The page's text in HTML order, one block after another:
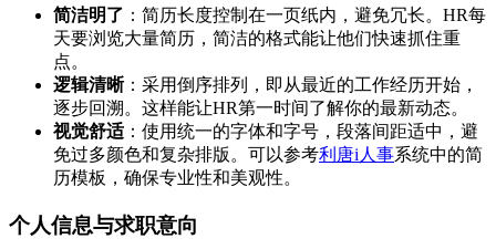
简洁明了 ：简历长度控制在一页纸内，避免冗长。HR每
天要浏览大量简历，简洁的格式能让他们快速抓住重
点。
逻辑清晰：采用倒序排列，即从最近的工作经历开始，
逐步回溯。这样能让HR第一时间了解你的最新动态。
视觉舒适 ：使用统一的字体和字号，段落间距适中，避
免过多颜色和复杂排版。可以参考利唐i人事系统中的简
历模板，确保专业性和美观性。
个人信息与求职意向